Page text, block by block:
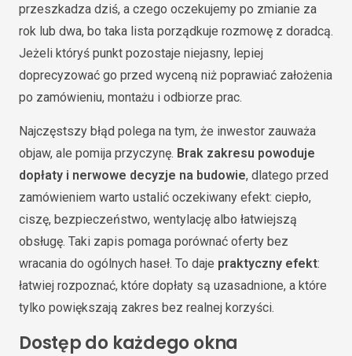
przeszkadza dziś, a czego oczekujemy po zmianie za
rok lub dwa, bo taka lista porządkuje rozmowę z doradcą.
Jeżeli któryś punkt pozostaje niejasny, lepiej
doprecyzować go przed wyceną niż poprawiać założenia
po zamówieniu, montażu i odbiorze prac.
Najczęstszy błąd polega na tym, że inwestor zauważa
objaw, ale pomija przyczynę. Brak zakresu powoduje
dopłaty i nerwowe decyzje na budowie, dlatego przed
zamówieniem warto ustalić oczekiwany efekt: ciepło,
ciszę, bezpieczeństwo, wentylację albo łatwiejszą
obsługę. Taki zapis pomaga porównać oferty bez
wracania do ogólnych haseł. To daje praktyczny efekt:
łatwiej rozpoznać, które dopłaty są uzasadnione, a które
tylko powiększają zakres bez realnej korzyści.
Dostęp do każdego okna